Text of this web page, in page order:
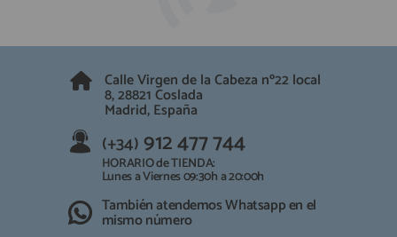
912 477 744
HORARIO de TIENDA:
Lunes a Viernes 09:30h a 20:00h
También atendemos Whatsapp
info@preciosadictos.com
Calle Virgen de la Cabeza nº22 local
8, 28821 Coslada
Madrid, España
(+34) 912 477 744
HORARIO de TIENDA:
Lunes a Viernes 09:30h a 20:00h
También atendemos Whatsapp en el
mismo número